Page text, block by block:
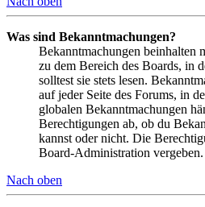
Was sind Bekanntmachungen?
Bekanntmachungen beinhalten
zu dem Bereich des Boards, in
solltest sie stets lesen.
auf jeder Seite des Forums, in
globalen Bekanntmachungen
Berechtigungen ab, ob du
kannst oder nicht. Die
Board-Administration vergeben.
Nach oben